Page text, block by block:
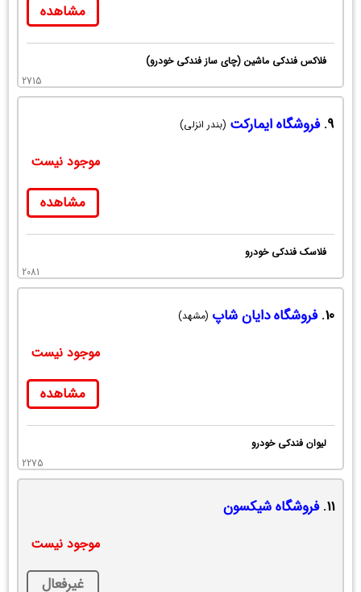
مشاهده
فلاکس فندكي ماشين (چاي ساز فندكي خودرو)
2715
9. فروشگاه ایمارکت (بندر انزلی)
موجود نیست
مشاهده
فلاسک فندکی خودرو
2081
10. فروشگاه دایان شاپ (مشهد)
موجود نیست
مشاهده
لیوان فندکی خودرو
2275
11. فروشگاه شیکسون
موجود نیست
غیرفعال